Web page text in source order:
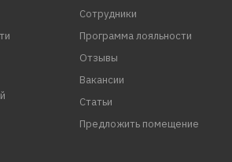
Сотрудники
Программа лояльности
Отзывы
Вакансии
Статьи
Предложить помещение